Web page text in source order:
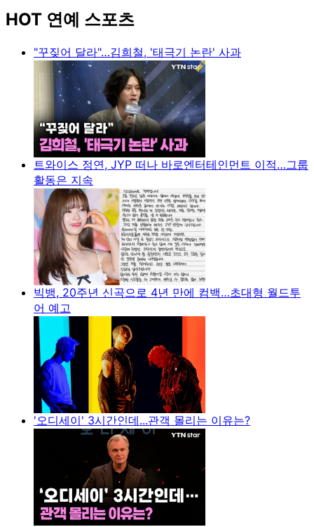
HOT 연예 스포츠
"꾸짖어 달라"…김희철, '태극기 논란' 사과
트와이스 정연, JYP 떠나 바로엔터테인먼트 이적…그룹
활동은 지속
빅뱅, 20주년 신곡으로 4년 만에 컴백…초대형 월드투
어 예고
'오디세이' 3시간인데...관객 몰리는 이유는?